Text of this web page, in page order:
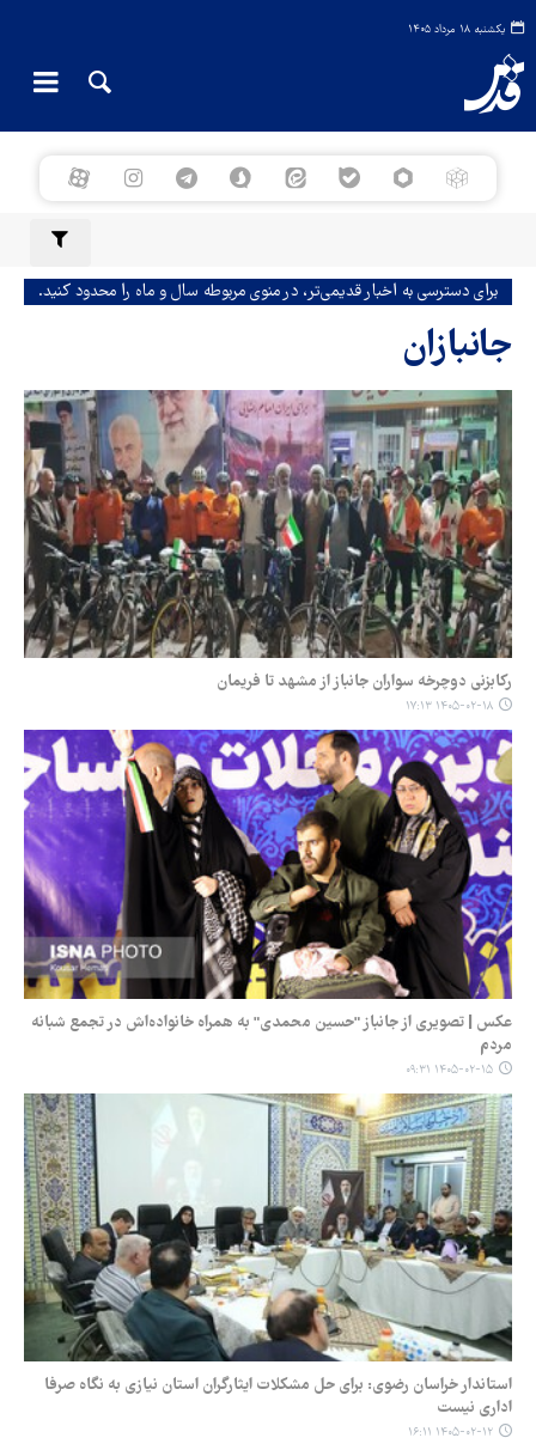
یکشنبه ۱۸ مرداد ۱۴۰۵
برای دسترسی به اخبار قدیمی‌تر، در منوی مربوطه سال و ماه را محدود کنید.
جانبازان
رکابزنی دوچرخه‌ سواران جانباز از مشهد تا فریمان
۱۴۰۵-۰۲-۱۸ ۱۷:۱۳
عکس | تصویری از جانباز "حسین محمدی" به همراه خانواده‌اش در تجمع شبانه
مردم
۱۴۰۵-۰۲-۱۵ ۰۹:۳۱
استاندار خراسان رضوی: برای حل مشکلات ایثارگران استان نیازی به نگاه صرفا
اداری نیست
۱۴۰۵-۰۲-۱۲ ۱۶:۱۱